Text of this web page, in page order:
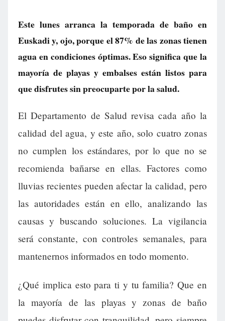
Este lunes arranca la temporada de baño en
Euskadi y, ojo, porque el 87% de las zonas tienen
agua en condiciones óptimas. Eso significa que la
mayoría de playas y embalses están listos para
que disfrutes sin preocuparte por la salud.
El Departamento de Salud revisa cada año la
calidad del agua, y este año, solo cuatro zonas
no cumplen los estándares, por lo que no se
recomienda bañarse en ellas. Factores como
lluvias recientes pueden afectar la calidad, pero
las autoridades están en ello, analizando las
causas y buscando soluciones. La vigilancia
será constante, con controles semanales, para
mantenernos informados en todo momento.
¿Qué implica esto para ti y tu familia? Que en
la mayoría de las playas y zonas de baño